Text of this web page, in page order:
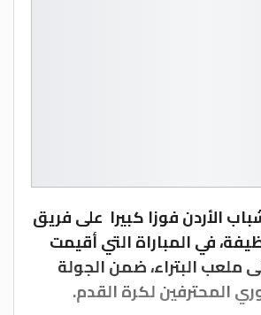
الأردن فوزا كبيرا على فريق
في المباراة التي أقيمت
ملعب البتراء، ضمن الجولة
المحترفين لكرة القدم.